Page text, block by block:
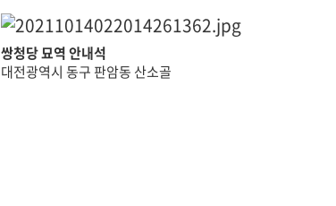
쌍청당 묘역 안내석
대전광역시 동구 판암동 산소골